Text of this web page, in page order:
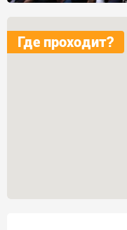
Где проходит?